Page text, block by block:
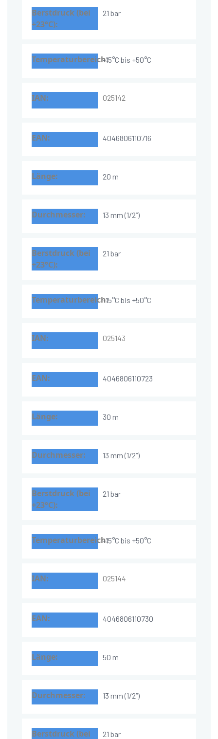
21 bar
-15°C bis +50°C
025142
4046806110716
20 m
13 mm (1/2“)
21 bar
-15°C bis +50°C
025143
4046806110723
30 m
13 mm (1/2“)
21 bar
-15°C bis +50°C
025144
4046806110730
50 m
13 mm (1/2“)
21 bar